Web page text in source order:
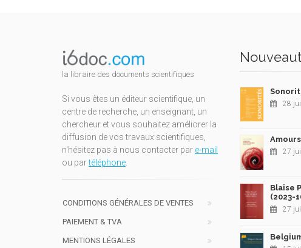
la libraire des documents scientifiques
Si vous êtes un éditeur scientifique, un
centre de recherche, un enseignant, un
chercheur et vous souhaitez améliorer la
diffusion de vos travaux scientifiques,
n'hésitez pas à nous contacter par e-mail
ou partéléphone.
CONDITIONS GÉNÉRALES DE VENTES
PAIEMENT & TVA
MENTIONS LÉGALES
28
27
Blaise
(2023-
27